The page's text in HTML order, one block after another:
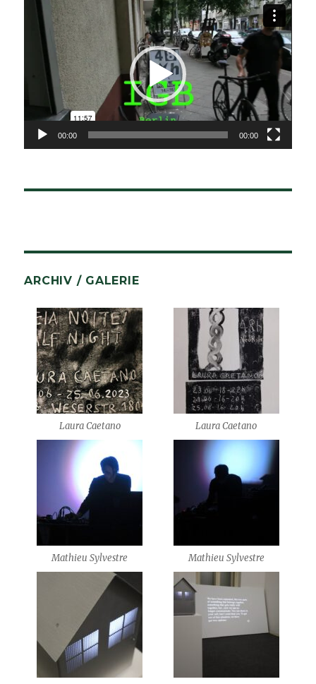
Video-
Player
00:00 00:00
ARCHIV / GALERIE
Laura Caetano Laura Caetano
Mathieu Sylvestre Mathieu Sylvestre